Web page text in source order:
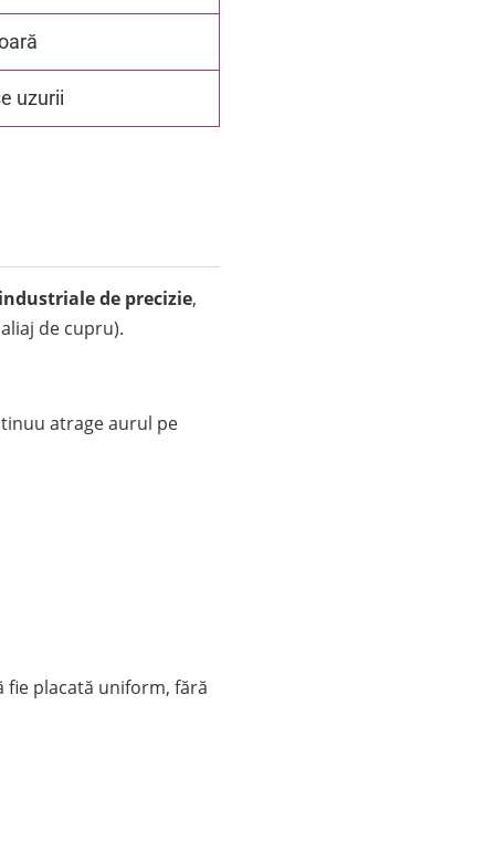
uzurii
de precizie,
de cupru).
atrage aurul pe
placată uniform, fără